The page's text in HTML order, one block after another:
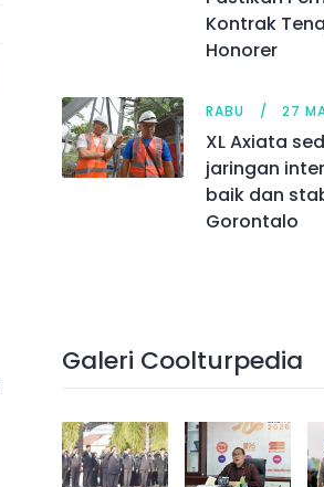
Kontrak
Honorer
RABU 27
XL Axiata
jaringan
baik dan
Gorontalo
Galeri Coolturpedia